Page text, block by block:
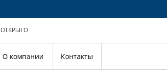
ОТКРЫТО
О компании Контакты